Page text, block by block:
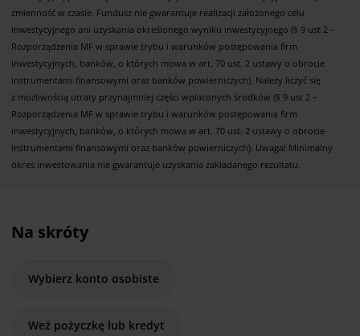
zmienność w czasie. Fundusz nie gwarantuje realizacji założonego celu
inwestycyjnego ani uzyskania określonego wyniku inwestycyjnego (§ 9 ust 2 –
Rozporządzenia MF w sprawie trybu i warunków postępowania firm
inwestycyjnych, banków, o których mowa w art. 70 ust. 2 ustawy o obrocie
instrumentami finansowymi oraz banków powierniczych). Należy liczyć się
z możliwością utraty przynajmniej części wpłaconych środków (§ 9 ust 2 –
Rozporządzenia MF w sprawie trybu i warunków postępowania firm
inwestycyjnych, banków, o których mowa w art. 70 ust. 2 ustawy o obrocie
instrumentami finansowymi oraz banków powierniczych). Uwaga! Minimalny
okres inwestowania nie gwarantuje uzyskania zakładanego rezultatu.
Na skróty
Wybierz konto osobiste
Weź pożyczkę lub kredyt